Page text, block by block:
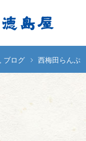
ブログ 西梅田らんぷ